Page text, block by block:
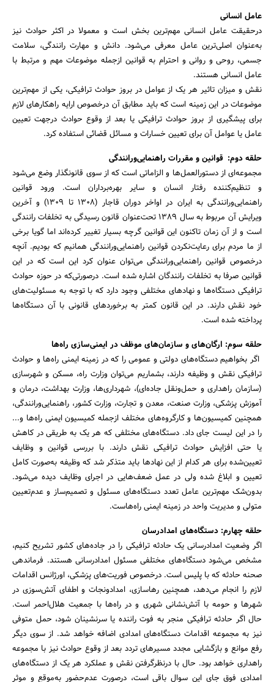
عامل انسانی
درحقیقت عامل انسانی مهم‌ترین بخش است و معمولا در اکثر حوادث نیز
به‌عنوان اصلی‌ترین عامل معرفی می‌شود. دانش و مهارت رانندگی، سلامت
جسمی، روحی و روانی و احترام به قوانین ازجمله موضوعات مهم و مرتبط با
عامل انسانی هستند.
نقش و میزان تاثیر هر یک از عوامل در بروز حوادث ترافیکی، یکی از مهم‌ترین
موضوعات در این زمینه است که باید مطابق آن درخصوص ارایه راهکارهای لازم
برای پیشگیری از بروز حوادث ترافیکی یا بعد از وقوع حوادث درجهت تعیین
عامل یا عوامل آن برای تعیین خسارات و مسائل قضائی استفاده کرد.
حلقه دوم: قوانین و مقررات راهنمایی‌ورانندگی
مجموعه‌ای از دستورالعمل‌ها و الزاماتی است که از سوی قانونگذار وضع می‌شود
و تنظیم‌کننده رفتار انسان و سایر بهره‌برداران است. ورود قوانین
راهنمایی‌ورانندگی به ایران در اواخر دوران قاجار (1308 تا 1309) و آخرین
ویرایش آن مربوط به‌ سال 1389 تحت‌عنوان قانون رسیدگی به تخلفات رانندگی
است و از آن زمان تاکنون این قوانین گرچه بسیار تغییر کرده‌اند اما گویا برخی
از ما مردم برای رعایت‌نکردن قوانین راهنمایی‌ورانندگی همانیم که بودیم. آنچه
درخصوص قوانین راهنمایی‌ورانندگی می‌توان عنوان کرد این است که در این
قوانین صرفا به تخلفات رانندگان اشاره شده است. درصورتی‌که در حوزه حوادث
ترافیکی دستگاه‌ها و نهادهای مختلفی وجود دارد که با توجه به مسئولیت‌های
خود نقش دارند. در این قانون کمتر به برخوردهای قانونی با آن دستگاه‌ها
پرداخته شده است.
حلقه سوم: ارگان‌های و سازمان‌های موظف در ایمنی‌سازی راه‌ها
اگر بخواهیم دستگاه‌های دولتی و عمومی را که در زمینه ایمنی راه‌ها و حوادث
ترافیکی نقش و وظیفه دارند، بشماریم می‌توان وزارت راه، مسکن و شهرسازی
(سازمان راهداری و حمل‌ونقل جاده‌ای)، شهرداری‌ها، وزارت بهداشت، درمان و
آموزش پزشکی، وزارت صنعت، معدن و تجارت، وزارت کشور، راهنمایی‌ورانندگی،‌
همچنین کمیسیون‌ها و کارگروه‌های مختلف ازجمله کمیسیون ایمنی راه‌ها و...
را در این لیست جای داد. دستگاه‌های مختلفی که هر یک به طریقی در کاهش
یا حتی افزایش حوادث ترافیکی نقش دارند. با بررسی قوانین و وظایف
تعیین‌شده برای هر کدام از این نهادها باید متذکر شد که وظیفه به‌صورت کامل
تعیین و ابلاغ شده ولی در عمل ضعف‌هایی در اجرای وظایف دیده می‌شود.
بدون‌شک مهم‌ترین عامل تعدد دستگاه‌های مسئول و تصمیم‌ساز و عدم‌تعیین
متولی و مدیریت واحد در زمینه ایمنی راه‌هاست.
حلقه چهارم: دستگاه‌های امدادرسان
اگر وضعیت امدادرسانی یک حادثه ترافیکی را در جاده‌های کشور تشریح کنیم،
مشخص می‌شود دستگاه‌های مختلفی مسئول امدادرسانی هستند. فرماندهی
صحنه حادثه که با پلیس است. درخصوص فوریت‌های پزشکی، اورژانس اقدامات
لازم را انجام می‌دهد، همچنین رهاسازی، امدادونجات و اطفای آتش‌سوزی در
شهرها و حومه با آتش‌نشانی شهری و در راه‌ها با جمعیت هلال‌احمر است.
حال اگر حادثه ترافیکی منجر به فوت راننده یا سرنشینان شود، حمل متوفی
نیز به مجموعه اقدامات دستگاه‌های امدادی اضافه خواهد شد. از سوی دیگر
رفع موانع و بازگشایی مجدد مسیرهای تردد بعد از وقوع حوادث نیز با مجموعه
راهداری خواهد بود. حال با درنظرگرفتن نقش و عملکرد هر یک از دستگاه‌های
امدادی فوق جای این سوال باقی است، درصورت عدم‌حضور به‌موقع و موثر